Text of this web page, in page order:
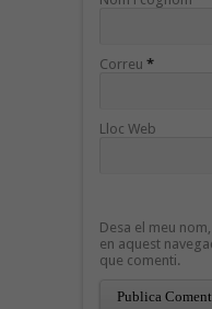
Correu *
Lloc Web
Desa el meu
en aquest
que comenti.